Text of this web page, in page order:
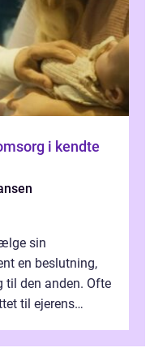
sin
en beslutning,
til den anden. Ofte
til ejerens